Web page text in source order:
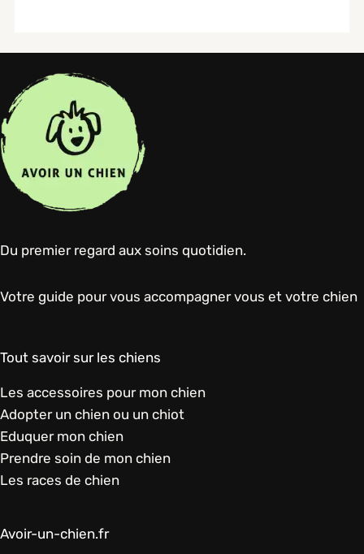
Du premier regard aux soins quotidien.
Votre guide pour vous accompagner vous et votre chien
Tout savoir sur les chiens
Les accessoires pour mon chien
Adopter un chien ou un chiot
Eduquer mon chien
Prendre soin de mon chien
Les races de chien
Avoir-un-chien.fr